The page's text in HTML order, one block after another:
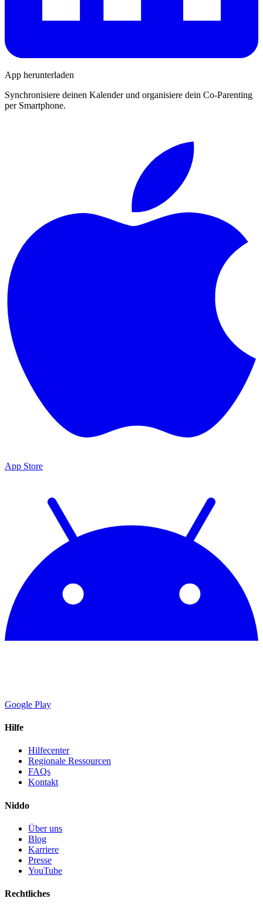
App herunterladen
Synchronisiere deinen Kalender und organisiere dein Co-Parenting
per Smartphone.
App Store
Google Play
Hilfe
Hilfecenter
Regionale Ressourcen
FAQs
Kontakt
Niddo
Über uns
Blog
Karriere
Presse
YouTube
Rechtliches